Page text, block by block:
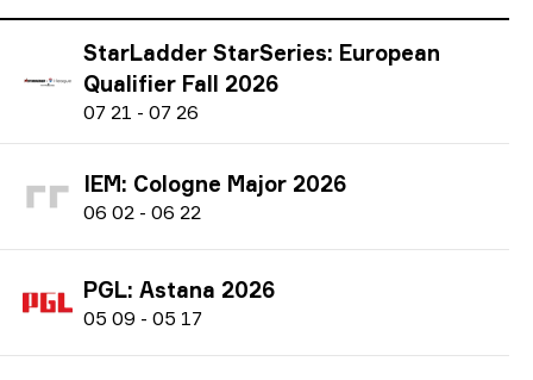
StarLadder StarSeries: European
Qualifier Fall 2026
07 21 - 07 26
IEM: Cologne Major 2026
06 02 - 06 22
PGL: Astana 2026
05 09 - 05 17